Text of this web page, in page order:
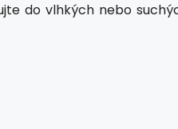
do vlhkých nebo